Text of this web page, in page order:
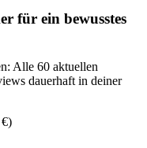
für ein bewusstes
Alle 60 aktuellen
dauerhaft in deiner